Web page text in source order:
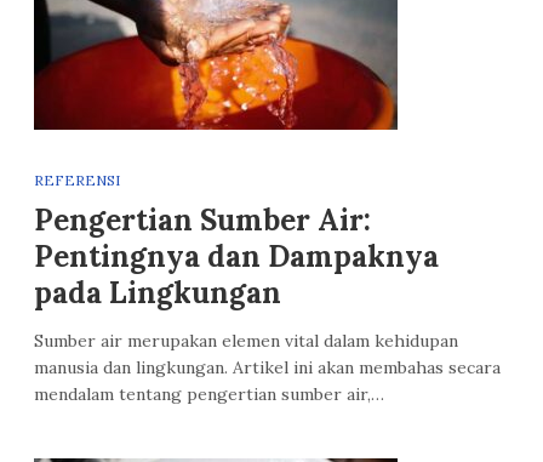
REFERENSI
Pengertian Sumber Air:
Pentingnya dan Dampaknya
pada Lingkungan
Sumber air merupakan elemen vital dalam kehidupan
manusia dan lingkungan. Artikel ini akan membahas secara
mendalam tentang pengertian sumber air,…